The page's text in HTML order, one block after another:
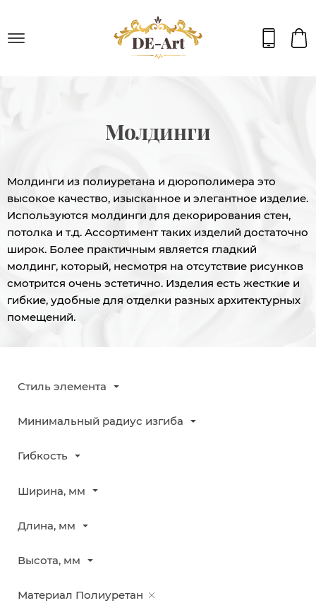
Молдинги
Молдинги из полиуретана и дюрополимера это
высокое качество, изысканное и элегантное изделие.
Используются молдинги для декорирования стен,
потолка и т.д. Ассортимент таких изделий достаточно
широк. Более практичным является гладкий
молдинг, который, несмотря на отсутствие рисунков
смотрится очень эстетично. Изделия есть жесткие и
гибкие, удобные для отделки разных архитектурных
помещений.
Стиль элемента
Минимальный радиус изгиба
Гибкость
Ширина, мм
Длина, мм
Высота, мм
Материал Полиуретан